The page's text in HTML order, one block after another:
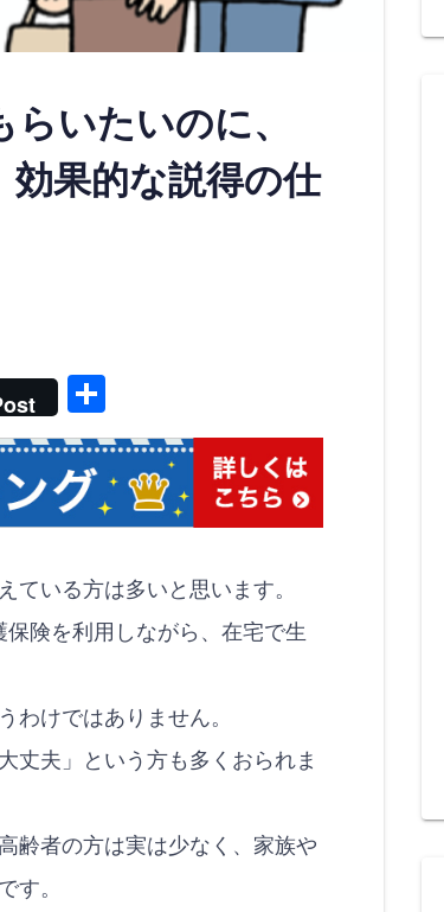
らいたいのに、
効果的な説得の仕
有
ている方は多いと思います。
保険を利用しながら、在宅で生
わけではありません。
丈夫」という方も多くおられま
齢者の方は実は少なく、家族や
す。